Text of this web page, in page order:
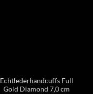
Echtlederhandcuffs Full
Gold Diamond 7,0 cm